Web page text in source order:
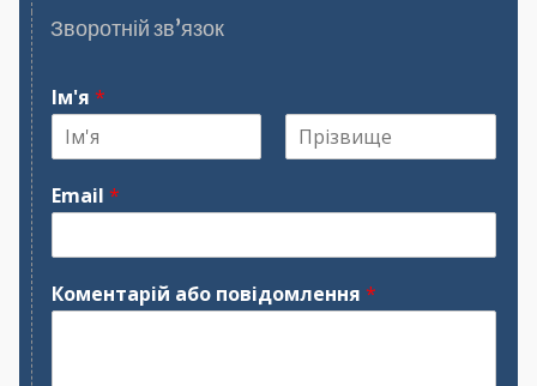
Зворотній зв’язок
Ім'я *
м
'
и
е
Email *
Коментарій або повідомлення *